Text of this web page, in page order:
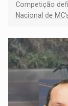
Competição
Nacional de